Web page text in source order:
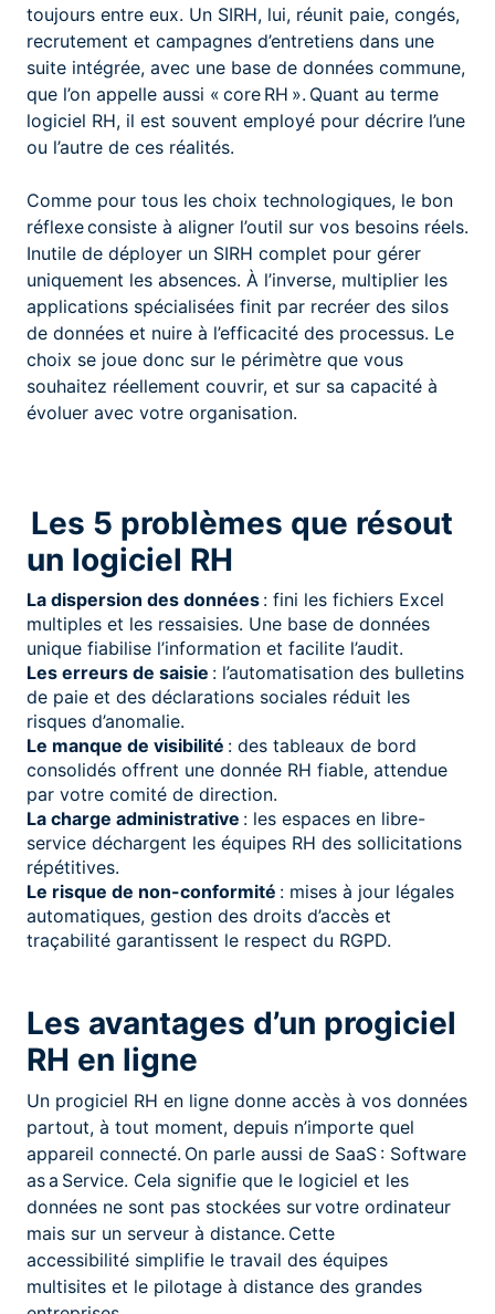
toujours entre eux. Un SIRH, lui, réunit paie, congés,
recrutement et campagnes d’entretiens dans une
suite intégrée, avec une base de données commune,
que l’on appelle aussi « core RH ». Quant au terme
logiciel RH, il est souvent employé pour décrire l’une
ou l’autre de ces réalités.
Comme pour tous les choix technologiques, le bon
réflexe consiste à aligner l’outil sur vos besoins réels.
Inutile de déployer un SIRH complet pour gérer
uniquement les absences. À l’inverse, multiplier les
applications spécialisées finit par recréer des silos
de données et nuire à l’efficacité des processus. Le
choix se joue donc sur le périmètre que vous
souhaitez réellement couvrir, et sur sa capacité à
évoluer avec votre organisation.
Les 5 problèmes que résout
un logiciel RH
La dispersion des données : fini les fichiers Excel
multiples et les ressaisies. Une base de données
unique fiabilise l’information et facilite l’audit.
Les erreurs de saisie : l’automatisation des bulletins
de paie et des déclarations sociales réduit les
risques d’anomalie.
Le manque de visibilité : des tableaux de bord
consolidés offrent une donnée RH fiable, attendue
par votre comité de direction.
La charge administrative : les espaces en libre-
service déchargent les équipes RH des sollicitations
répétitives.
Le risque de non-conformité : mises à jour légales
automatiques, gestion des droits d’accès et
traçabilité garantissent le respect du RGPD.
Les avantages d’un progiciel
RH en ligne
Un progiciel RH en ligne donne accès à vos données
partout, à tout moment, depuis n’importe quel
appareil connecté. On parle aussi de SaaS : Software
as a Service. Cela signifie que le logiciel et les
données ne sont pas stockées sur votre ordinateur
mais sur un serveur à distance. Cette
accessibilité simplifie le travail des équipes
multisites et le pilotage à distance des grandes